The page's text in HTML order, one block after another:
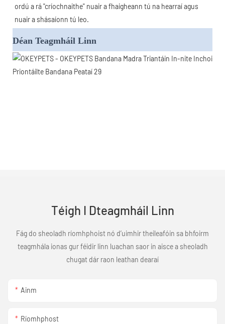
ordú a rá "críochnaithe" nuair a fhaigheann tú na hearraí agus
nuair a shásaíonn tú leo.
Déan Teagmháil Linn
Téigh I Dteagmháil Linn
Fág do sheoladh ríomhphoist nó d’uimhir theileafóin sa bhfoirm
teagmhála ionas gur féidir linn luachan saor in aisce a sheoladh
chugat dár raon leathan dearaí
Ainm
Ríomhphost